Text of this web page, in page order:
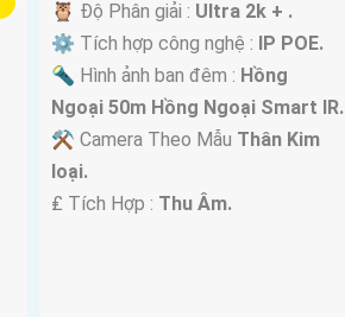
🦉 Độ Phân giải : Ultra 2k + .
⚙ Tích hợp công nghệ : IP POE.
🔦 Hình ảnh ban đêm : Hồng
Ngoại 50m Hồng Ngoại Smart IR.
⚒ Camera Theo Mẫu Thân Kim
loại.
️₤ Tích Hợp : Thu Âm.